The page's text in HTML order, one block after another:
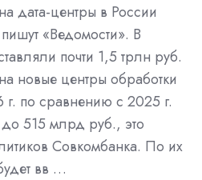
дата-центры в России
пишут «Ведомости». В
почти 1,5 трлн руб.
новые центры обработки
по сравнению с 2025 г.
до 515 млрд руб., это
Совкомбанка. По их
вв …